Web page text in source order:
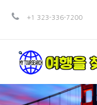
+1 323-336-7200